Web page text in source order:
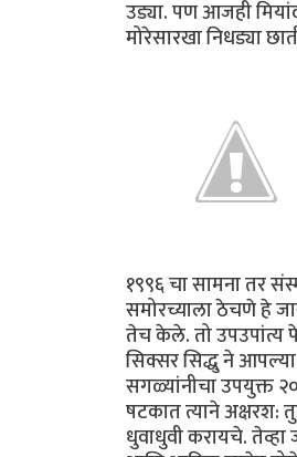
उड्या. पण आजही
मोरेसारखा निधड्या
१९९६ चा सामना तर
समोरच्याला ठेचणे हे
तेच केले. तो उपउपांत्य
सिक्सर सिद्धु ने
सगळ्यांनीचा उपयुक्त
षटकात त्याने अक्षरश:
धुवाधुवी करायचे.